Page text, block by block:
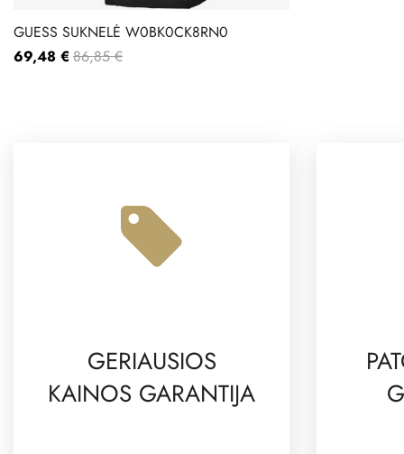
GUESS SUKNELĖ W0BK0CK8RN0
69,48 € 86,85 €
GERIAUSIOS
KAINOS GARANTIJA